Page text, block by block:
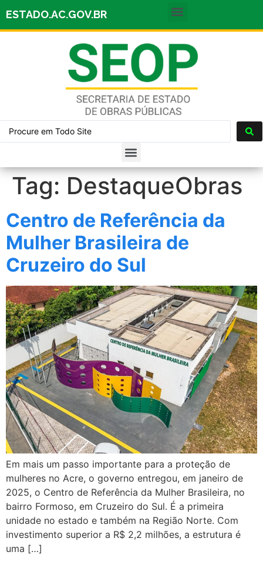
ESTADO.AC.GOV.BR
Tag: DestaqueObras
Centro de Referência da
Mulher Brasileira de
Cruzeiro do Sul
Em mais um passo importante para a proteção de
mulheres no Acre, o governo entregou, em janeiro de
2025, o Centro de Referência da Mulher Brasileira, no
bairro Formoso, em Cruzeiro do Sul. É a primeira
unidade no estado e também na Região Norte. Com
investimento superior a R$ 2,2 milhões, a estrutura é
uma […]